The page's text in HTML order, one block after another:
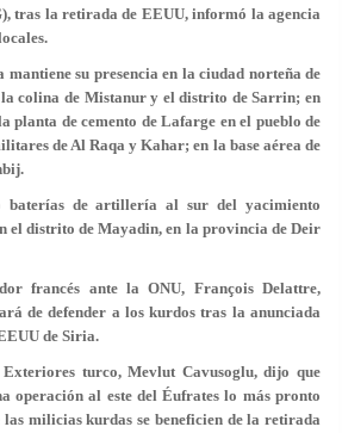
tras la retirada de EEUU, informó la agencia
mantiene su presencia en la ciudad norteña de
colina de Mistanur y el distrito de Sarrin; en
planta de cemento de Lafarge en el pueblo de
de Al Raqa y Kahar; en la base aérea de
baterías de artillería al sur del yacimiento
el distrito de Mayadin, en la provincia de Deir
francés ante la ONU, François Delattre,
de defender a los kurdos tras la anunciada
de Siria.
turco, Mevlut Cavusoglu, dijo que
operación al este del Éufrates lo más pronto
milicias kurdas se beneficien de la retirada